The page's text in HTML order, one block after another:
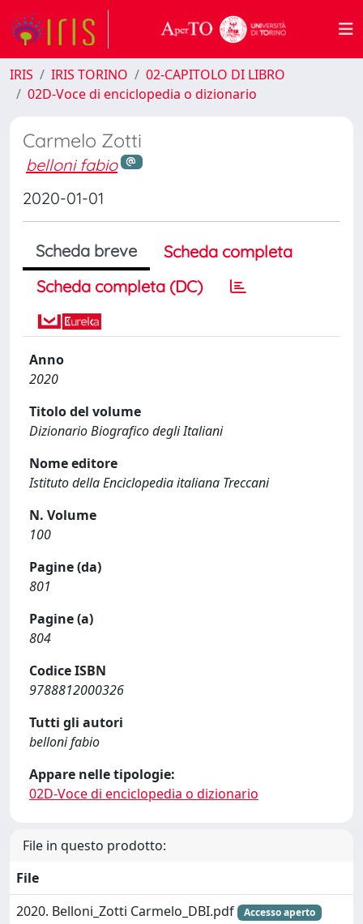
IRIS IRIS TORINO
02-CAPITOLO DI LIBRO
02D-Voce di enciclopedia o dizionario
Carmelo Zotti
belloni fabio
2020-01-01
Scheda breve
Scheda completa
Scheda completa (DC)
Anno
2020
Titolo del volume
Dizionario Biografico degli Italiani
Nome editore
Istituto della Enciclopedia italiana Treccani
N. Volume
100
Pagine (da)
801
Pagine (a)
804
Codice ISBN
9788812000326
Tutti gli autori
belloni fabio
Appare nelle tipologie:
02D-Voce di enciclopedia o dizionario
File in questo prodotto:
File
2020. Belloni_Zotti Carmelo_DBI.pdf
Accesso aperto